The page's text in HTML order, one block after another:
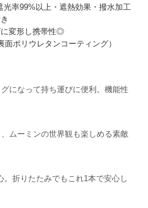
光率99%以上・遮熱効果・撥水加工
に変形し携帯性◎
ポリウレタンコーティング）
になって持ち運びに便利。機能性
ムーミンの世界観も楽しめる素敵
。折りたたみでもこれ1本で安心し